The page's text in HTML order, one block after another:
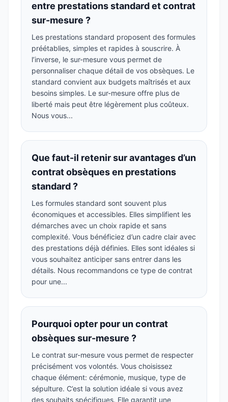
entre prestations standard et contrat
sur-mesure ?
Les prestations standard proposent des formules
préétablies, simples et rapides à souscrire. À
l’inverse, le sur-mesure vous permet de
personnaliser chaque détail de vos obsèques. Le
standard convient aux budgets maîtrisés et aux
besoins simples. Le sur-mesure offre plus de
liberté mais peut être légèrement plus coûteux.
Nous vous...
Que faut-il retenir sur avantages d’un
contrat obsèques en prestations
standard ?
Les formules standard sont souvent plus
économiques et accessibles. Elles simplifient les
démarches avec un choix rapide et sans
complexité. Vous bénéficiez d’un cadre clair avec
des prestations déjà définies. Elles sont idéales si
vous souhaitez anticiper sans entrer dans les
détails. Nous recommandons ce type de contrat
pour une...
Pourquoi opter pour un contrat
obsèques sur-mesure ?
Le contrat sur-mesure vous permet de respecter
précisément vos volontés. Vous choisissez
chaque élément: cérémonie, musique, type de
sépulture. C’est la solution idéale si vous avez
des souhaits spécifiques. Elle garantit une